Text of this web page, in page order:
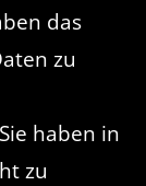
das
zu
haben in
zu